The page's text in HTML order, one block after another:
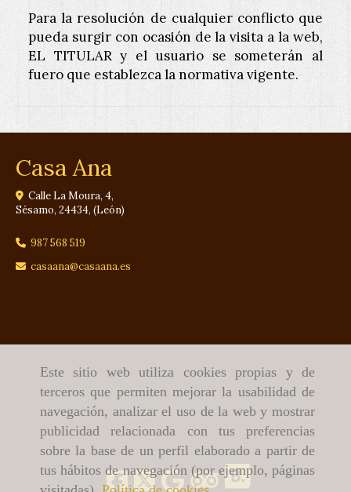
Este sitio web utiliza cookies propias y de
terceros que permiten mejorar la usabilidad de
navegación, analizar el uso de la web y mostrar
publicidad relacionada con tus preferencias
sobre la base de un perfil elaborado a partir de
tus hábitos de navegación (por ejemplo, páginas
Para la resolución de cualquier conflicto que
pueda surgir con ocasión de la visita a la web,
EL TITULAR y el usuario se someterán al
fuero que establezca la normativa vigente.
Casa Ana
Calle La Moura, 4,
Sésamo, 24434, (León)
987 568 519
casaana
casaana.es